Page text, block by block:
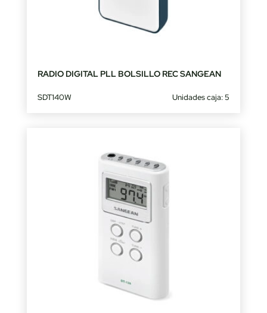
RADIO DIGITAL PLL BOLSILLO REC SANGEAN
SDT140W Unidades caja: 5